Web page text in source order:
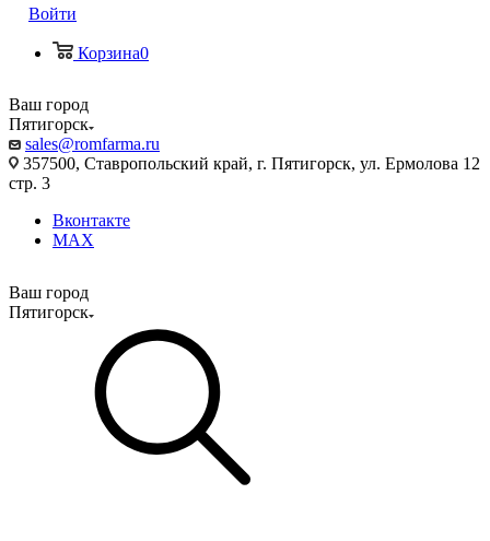
Войти
Корзина0
Ваш город
Пятигорск
sales@romfarma.ru
357500, Ставропольский край, г. Пятигорск, ул. Ермолова 12
стр. 3
Вконтакте
MAX
Ваш город
Пятигорск